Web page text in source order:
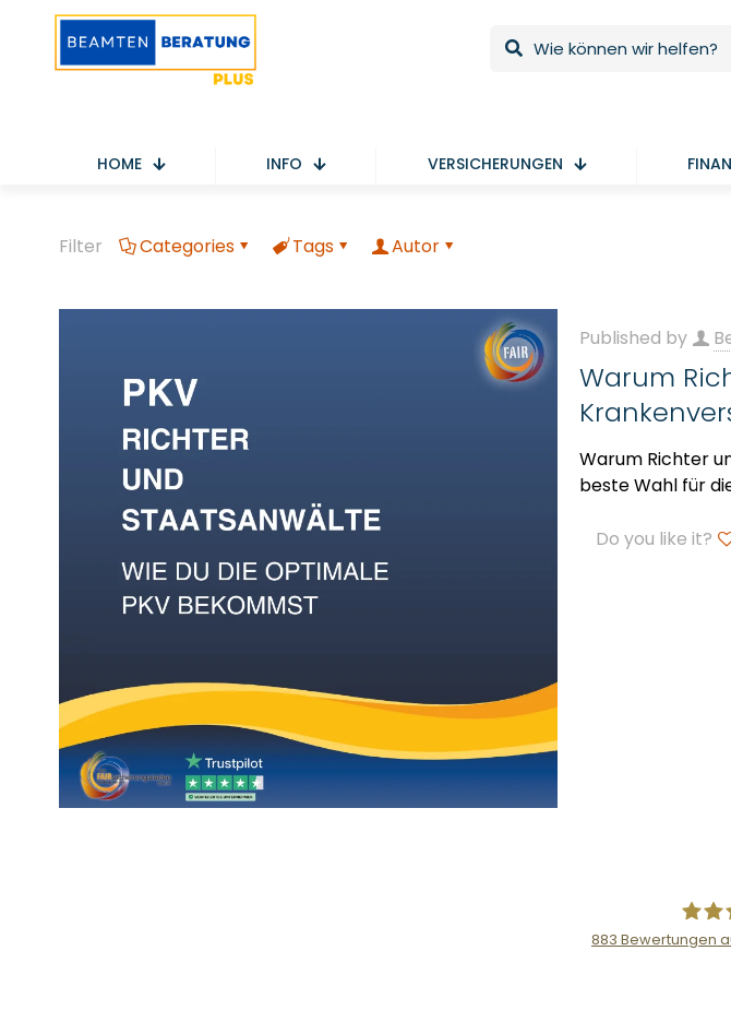
HOME INFO VERSICHERUNGEN
Filter Categories Tags Autor
Published by
Warum
Warum Richter
beste Wahl für
Do you like it?
883 Bewertungen